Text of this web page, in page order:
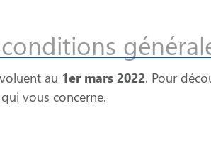
au 1er mars 2022. Pour
vous concerne.